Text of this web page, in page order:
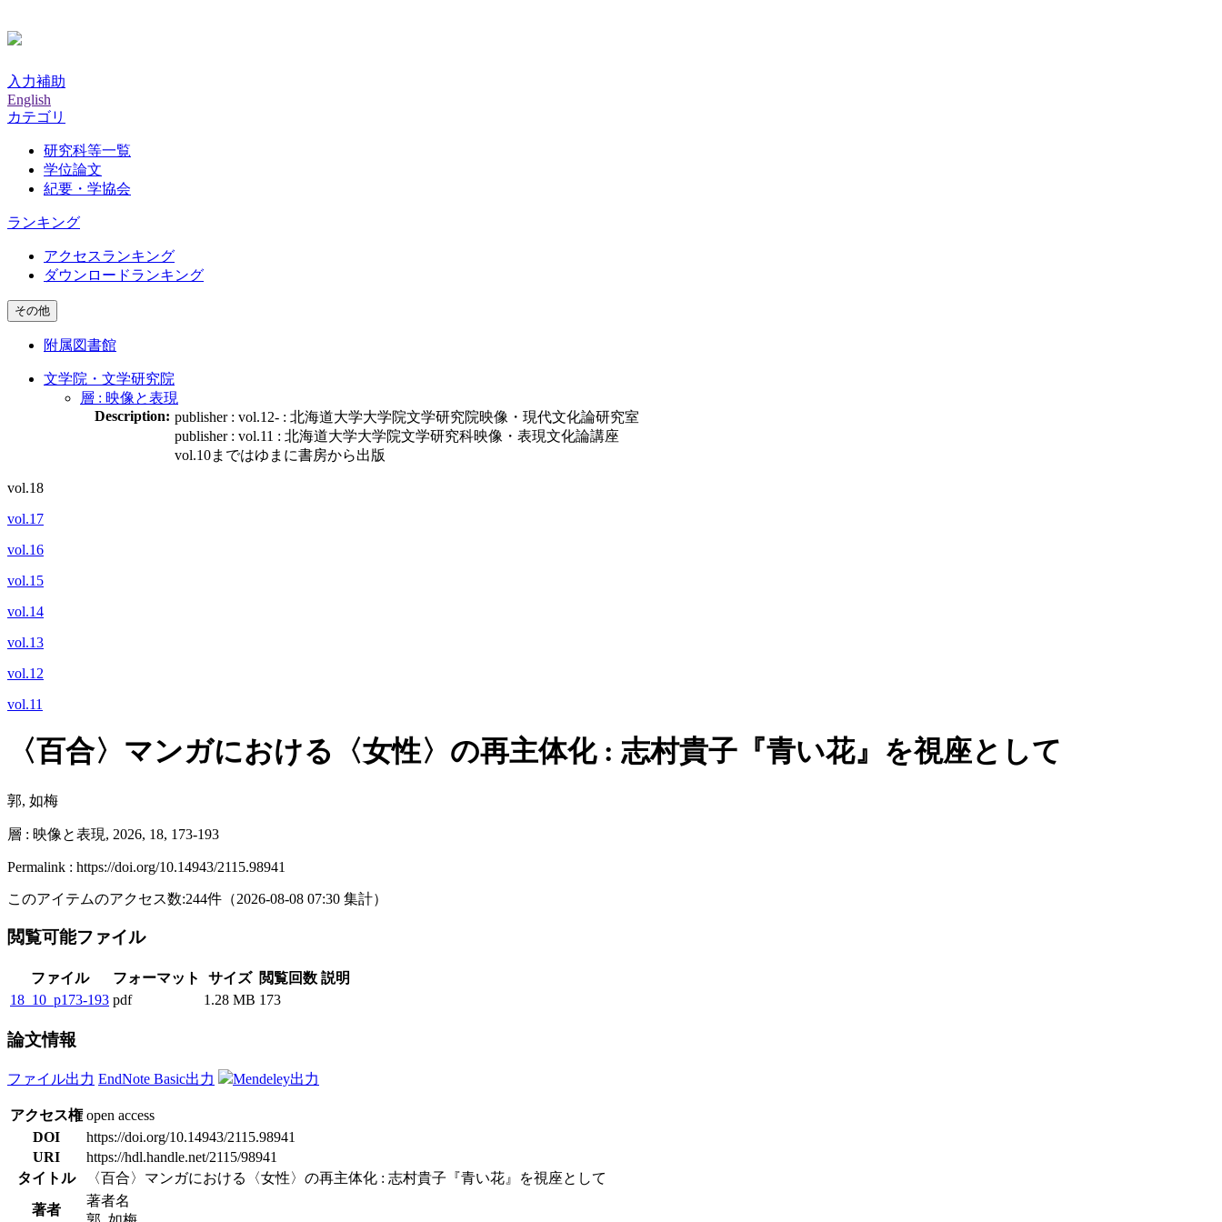
入力補助
English
カテゴリ
研究科等一覧
学位論文
紀要・学協会
ランキング
アクセスランキング
ダウンロードランキング
その他
附属図書館
文学院・文学研究院
層 : 映像と表現
Description: publisher : vol.12- : 北海道大学大学院文学研究院映像・現代文化論研究室
publisher : vol.11 : 北海道大学大学院文学研究科映像・表現文化論講座
vol.10まではゆまに書房から出版
vol.18
vol.17
vol.16
vol.15
vol.14
vol.13
vol.12
vol.11
〈百合〉マンガにおける〈女性〉の再主体化 : 志村貴子『青い花』を視座として
郭, 如梅
層 : 映像と表現, 2026, 18, 173-193
Permalink : https://doi.org/10.14943/2115.98941
このアイテムのアクセス数:244件 （2026-08-08 07:30 集計）
閲覧可能ファイル
ファイル フォーマット サイズ 閲覧回数 説明
18_10_p173-193 pdf 1.28 MB 173
論文情報
ファイル出力 EndNote Basic出力 Mendeley出力
アクセス権 open access
DOI
https://doi.org/10.14943/2115.98941
URI
https://hdl.handle.net/2115/98941
タイトル
〈百合〉マンガにおける〈女性〉の再主体化 : 志村貴子『青い花』を視座として
著者
著者名